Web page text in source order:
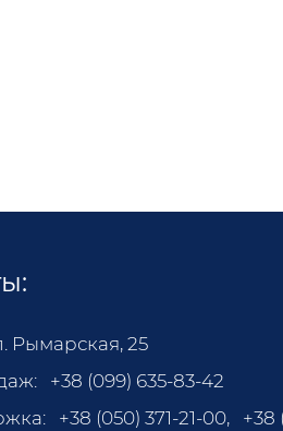
Рымарская, 25
+38 (099) 635-83-42
+38 (050) 371-21-00, +38